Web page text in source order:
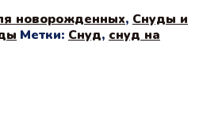
новорожденных, Снуды и
Метки: Снуд, снуд на